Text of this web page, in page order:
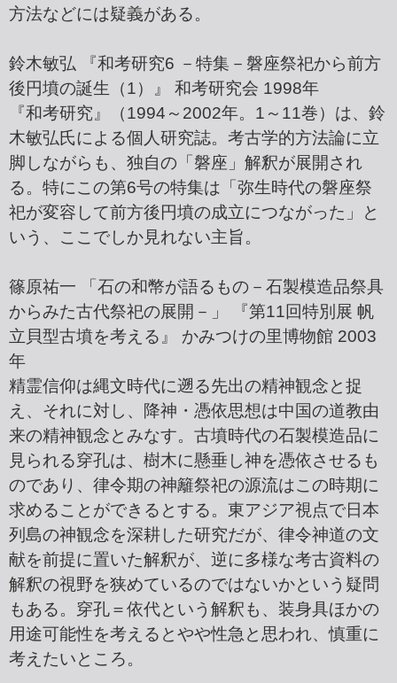
方法などには疑義がある。
鈴木敏弘 『和考研究6 －特集－磐座祭祀から前方
後円墳の誕生（1）』 和考研究会 1998年
『和考研究』（1994～2002年。1～11巻）は、鈴
木敏弘氏による個人研究誌。考古学的方法論に立
脚しながらも、独自の「磐座」解釈が展開され
る。特にこの第6号の特集は「弥生時代の磐座祭
祀が変容して前方後円墳の成立につながった」と
いう、ここでしか見れない主旨。
篠原祐一 「石の和幣が語るもの－石製模造品祭具
からみた古代祭祀の展開－」 『第11回特別展 帆
立貝型古墳を考える』 かみつけの里博物館 2003
年
精霊信仰は縄文時代に遡る先出の精神観念と捉
え、それに対し、降神・憑依思想は中国の道教由
来の精神観念とみなす。古墳時代の石製模造品に
見られる穿孔は、樹木に懸垂し神を憑依させるも
のであり、律令期の神籬祭祀の源流はこの時期に
求めることができるとする。東アジア視点で日本
列島の神観念を深耕した研究だが、律令神道の文
献を前提に置いた解釈が、逆に多様な考古資料の
解釈の視野を狭めているのではないかという疑問
もある。穿孔＝依代という解釈も、装身具ほかの
用途可能性を考えるとやや性急と思われ、慎重に
考えたいところ。